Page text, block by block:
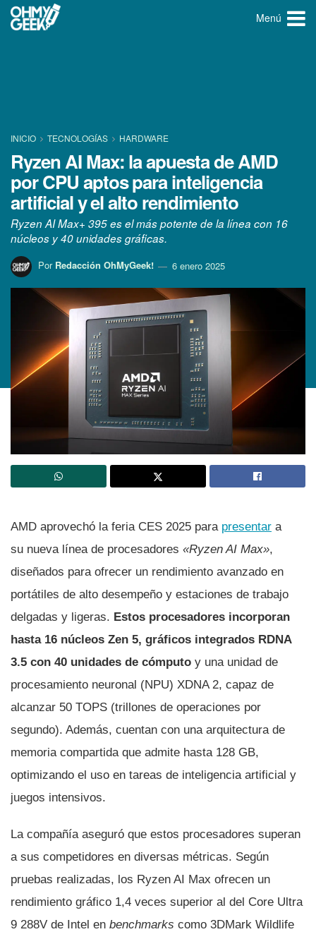
Menú
INICIO TECNOLOGÍ­AS HARDWARE
Ryzen AI Max: la apuesta de AMD
por CPU aptos para inteligencia
artificial y el alto rendimiento
Ryzen AI Max+ 395 es el más potente de la línea con 16
núcleos y 40 unidades gráficas.
Por Redacción OhMyGeek! 6 enero 2025
AMD aprovechó la feria CES 2025 para presentar a
su nueva línea de procesadores «Ryzen AI Max»,
diseñados para ofrecer un rendimiento avanzado en
portátiles de alto desempeño y estaciones de trabajo
delgadas y ligeras. Estos procesadores incorporan
hasta 16 núcleos Zen 5, gráficos integrados RDNA
3.5 con 40 unidades de cómputo y una unidad de
procesamiento neuronal (NPU) XDNA 2, capaz de
alcanzar 50 TOPS (trillones de operaciones por
segundo). Además, cuentan con una arquitectura de
memoria compartida que admite hasta 128 GB,
optimizando el uso en tareas de inteligencia artificial y
juegos intensivos.
La compañía aseguró que estos procesadores superan
a sus competidores en diversas métricas. Según
pruebas realizadas, los Ryzen AI Max ofrecen un
rendimiento gráfico 1,4 veces superior al del Core Ultra
9 288V de Intel en benchmarks como 3DMark Wildlife